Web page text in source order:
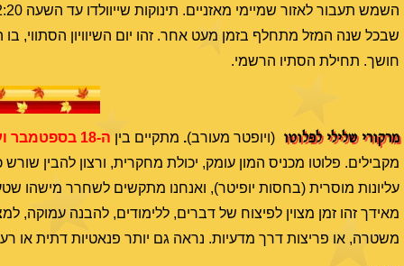
חושך. תחילת הסתיו הרשמי.
מרקורי שלילי לפלוטו (ויופטר מעורב). מתקיים בין ה-18 בספטמבר ועד ה-5 באוקטובר
מקבילים. פלוטו מכניס המון עומק, יכולת מחקרית, ורצון להבין
עליונות מוסרית (בחסות יופיטר), ואנחנו מתקשים לשחרר מישהו
מאידך זהו זמן מצוין לפיצוח של דברים, ללימודים, להבנה עמוקה,
משטרה, או פריצות דרך מדעיות. נראה גם יותר פנאטיות דתית או